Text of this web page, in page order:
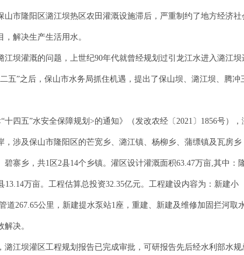
市隆阳区潞江坝热区农田灌溉设施滞后，严重制约了地方经济
解决生产生活用水。
坝灌溉的问题，上世纪90年代就曾经规划过引龙江水进入潞江
五”之后，保山市水务局抓住机遇，提出了保山坝、潞江坝、腾
四五”水安全保障规划>的通知》（发改农经〔2021〕1856号）
涉及保山市隆阳区的芒宽乡、潞江镇、杨柳乡、蒲缥镇及瓦房
寨乡，共1区2县14个乡镇。灌区设计灌溉面积63.47万亩,其中：
13.14万亩。工程估算总投资32.35亿元。工程建设内容为：新建
267.65公里，新建提水泵站1座，重建、新建及维修加固拦河取
决。
潞江坝灌区工程规划报告已完成审批，可研报告先后经水利部水